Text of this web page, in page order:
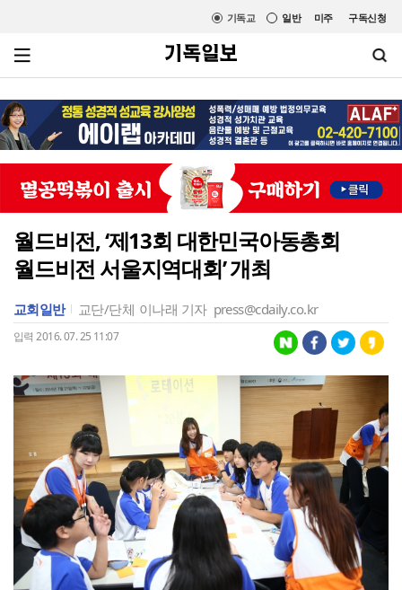
미주 구독신청
일반
기독교
월드비전, ‘제13회 대한민국아동총회
월드비전 서울지역대회’ 개최
교회일반 교단/단체 이나래 기자 press@cdaily.co.kr
입력 2016. 07. 25 11:07